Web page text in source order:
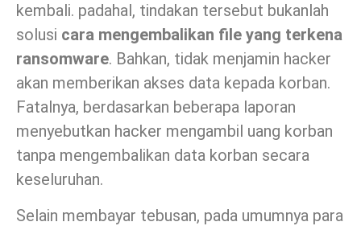
kembali. padahal, tindakan tersebut bukanlah
solusi cara mengembalikan file yang terkena
ransomware. Bahkan, tidak menjamin hacker
akan memberikan akses data kepada korban.
Fatalnya, berdasarkan beberapa laporan
menyebutkan hacker mengambil uang korban
tanpa mengembalikan data korban secara
keseluruhan.
Selain membayar tebusan, pada umumnya para